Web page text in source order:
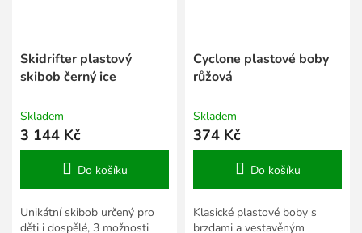
Skidrifter plastový
skibob černý ice
Skladem
3 144 Kč
Do košíku
Unikátní skibob určený pro
děti i dospělé, 3 možnosti
Cyclone plastové boby
růžová
Skladem
374 Kč
Do košíku
Klasické plastové boby s
brzdami a vestavěným